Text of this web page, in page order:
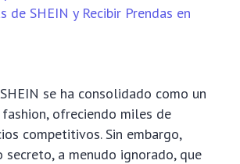
de SHEIN y Recibir Prendas en
se ha consolidado como un
ofreciendo miles de
competitivos. Sin embargo,
secreto, a menudo ignorado, que